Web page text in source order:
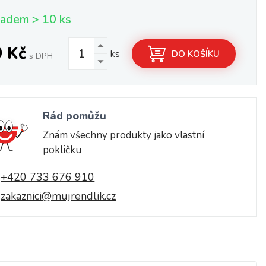
> 10 ks
Kč s DPH ks DO KOŠÍKU
Rád pomůžu
Znám všechny produkty jako vlastní
pokličku
+420 733 676 910
zakaznici@mujrendlik.cz